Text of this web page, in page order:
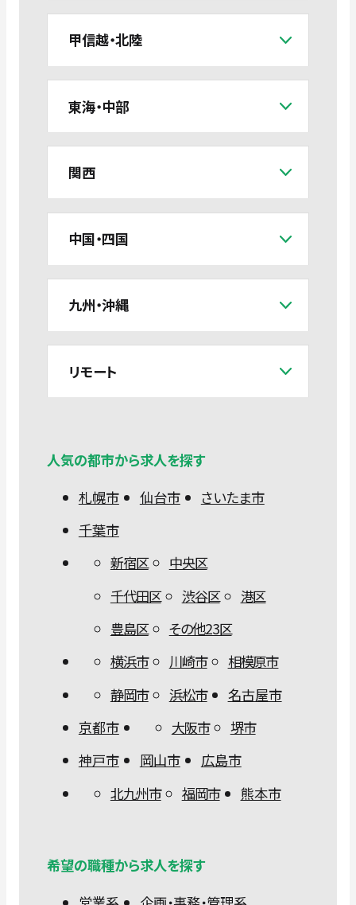
甲信越・北陸
東海・中部
関西
中国・四国
九州・沖縄
リモート
人気の都市から求人を探す
札幌市
仙台市
さいたま市
千葉市
新宿区
中央区
千代田区
渋谷区
港区
豊島区
その他23区
横浜市
川崎市
相模原市
静岡市
浜松市
名古屋市
京都市
大阪市
堺市
神戸市
岡山市
広島市
北九州市
福岡市 熊本市
希望の職種から求人を探す